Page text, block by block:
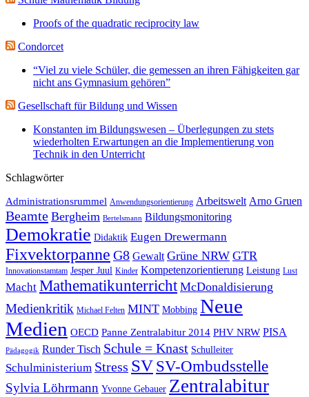
Proofs of the quadratic reciprocity law
Condorcet
“Viel zu viele Schüler, die gemessen an ihren Fähigkeiten gar
nicht ans Gymnasium gehören”
Gesellschaft für Bildung und Wissen
Konstanten im Bildungswesen – Überlegungen zu stets
wiederholten Erwartungen an die Implementierung von
Technik in den Unterricht
Schlagwörter
Administrationsrummel Anwendungsorientierung Arbeitswelt Arno Gruen
Beamte Bergheim Bertelsmann Bildungsmonitoring
Demokratie Didaktik Eugen Drewermann
Fixvektorpanne G8 Gewalt Grüne NRW GTR
Innovationstamtam Jesper Juul Kinder Kompetenzorientierung Leistung Lust
Macht Mathematikunterricht McDonaldisierung
Medienkritik Michael Felten MINT Mobbing Neue
Medien OECD Panne Zentralabitur 2014 PHV NRW PISA
Pädagogik Runder Tisch Schule = Knast Schulleiter
Schulministerium Stress SV SV-Ombudsstelle
Sylvia Löhrmann Yvonne Gebauer Zentralabitur